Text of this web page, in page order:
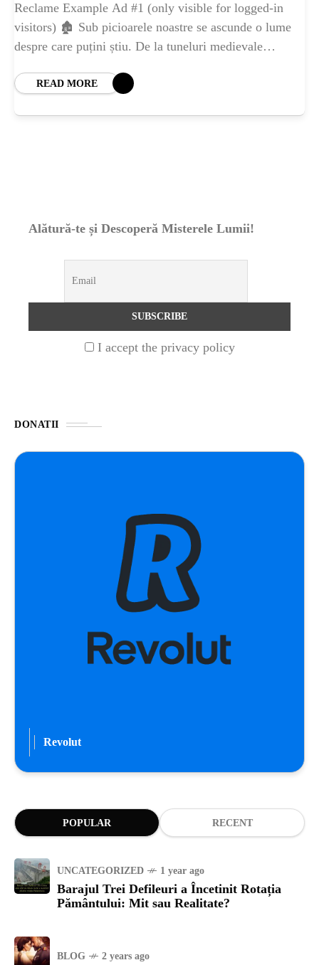
Reclame Example Ad #1 (only visible for logged-in
visitors) 🏚️ Sub picioarele noastre se ascunde o lume
despre care puțini știu. De la tuneluri medievale
READ MORE
Alătură-te și Descoperă Misterele Lumii!
I accept the privacy policy
DONATII
Revolut
POPULAR RECENT
UNCATEGORIZED 1 year ago
Barajul Trei Defileuri a Încetinit Rotația
Pământului: Mit sau Realitate?
BLOG 2 years ago
INSTALEAZ
APLICATIA
UNCATEGORIZED 1 year ago
Pământului: Mit sau Realitate?
2 years ago
Seriale turcesti:Top 5 cele mai bune seriale
poti debloca